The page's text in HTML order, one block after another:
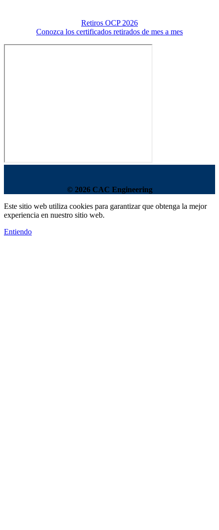
Retiros OCP 2026
Conozca los certificados retirados de mes a mes
© 2026 CAC Engineering
Este sitio web utiliza cookies para garantizar que obtenga la mejor
experiencia en nuestro sitio web.
Entiendo